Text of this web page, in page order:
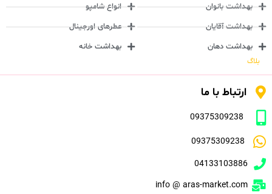
بهداشت بانوان
بهداشت آقایان
بهداشت دهان
انواع شامپو
عطرهای اورجینال
بهداشت خانه
بلاگ
ارتباط با ما
09375309238
09375309238
04133103886
info @ aras-market.com